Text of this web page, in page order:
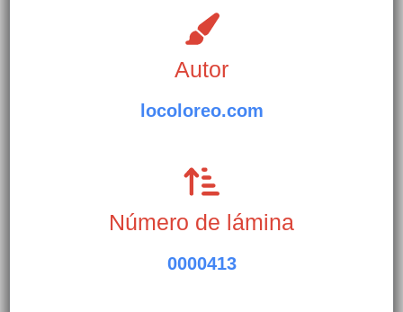
Autor
locoloreo.com
Número de lámina
0000413